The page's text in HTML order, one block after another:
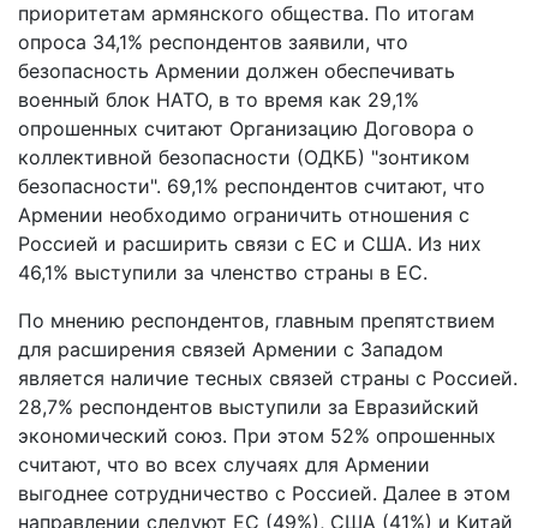
приоритетам армянского общества. По итогам
опроса 34,1% респондентов заявили, что
безопасность Армении должен обеспечивать
военный блок НАТО, в то время как 29,1%
опрошенных считают Организацию Договора о
коллективной безопасности (ОДКБ) "зонтиком
безопасности". 69,1% респондентов считают, что
Армении необходимо ограничить отношения с
Россией и расширить связи с ЕС и США. Из них
46,1% выступили за членство страны в ЕС.
По мнению респондентов, главным препятствием
для расширения связей Армении с Западом
является наличие тесных связей страны с Россией.
28,7% респондентов выступили за Евразийский
экономический союз. При этом 52% опрошенных
считают, что во всех случаях для Армении
выгоднее сотрудничество с Россией. Далее в этом
направлении следуют ЕС (49%), США (41%) и Китай